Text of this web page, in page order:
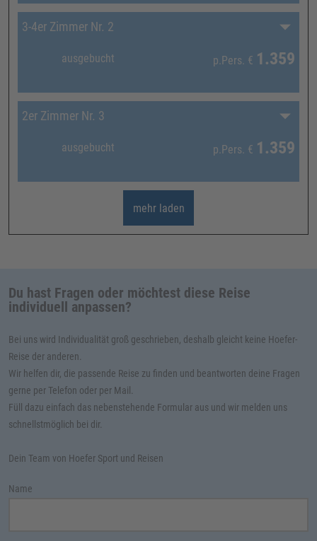
3-4er Zimmer Nr. 2
ausgebucht p.Pers. € 1.359
2er Zimmer Nr. 3
ausgebucht p.Pers. € 1.359
mehr laden
Du hast Fragen oder möchtest diese Reise
individuell anpassen?
Bei uns wird Individualität groß geschrieben, deshalb gleicht keine Hoefer-
Reise der anderen.
Wir helfen dir, die passende Reise zu finden und beantworten deine Fragen
gerne per Telefon oder per Mail.
Füll dazu einfach das nebenstehende Formular aus und wir melden uns
schnellstmöglich bei dir.
Dein Team von Hoefer Sport und Reisen
Name